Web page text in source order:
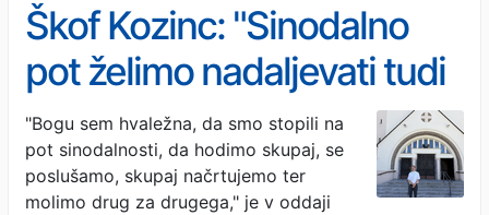
Škof Kozinc: "Sinodalno
pot želimo nadaljevati tudi
v prihodnje"
"Bogu sem hvaležna, da smo stopili na
pot sinodalnosti, da hodimo skupaj, se
poslušamo, skupaj načrtujemo ter
molimo drug za drugega," je v oddaji